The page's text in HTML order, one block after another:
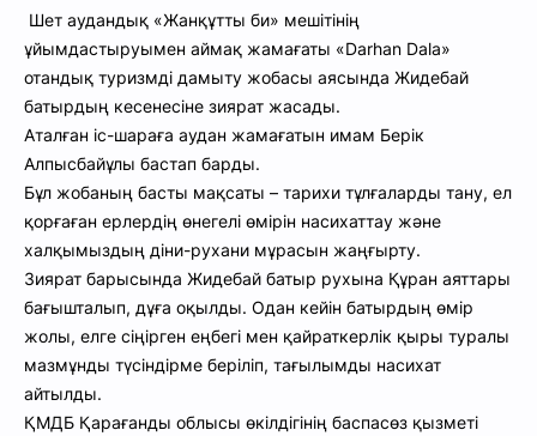
Шет аудандық «Жанқұтты би» мешітінің
ұйымдастыруымен аймақ жамағаты «Darhan Dala»
отандық туризмді дамыту жобасы аясында Жидебай
батырдың кесенесіне зиярат жасады.
Аталған іс-шараға аудан жамағатын имам Берік
Алпысбайұлы бастап барды.
Бұл жобаның басты мақсаты – тарихи тұлғаларды тану, ел
қорғаған ерлердің өнегелі өмірін насихаттау және
халқымыздың діни-рухани мұрасын жаңғырту.
Зиярат барысында Жидебай батыр рухына Құран аяттары
бағышталып, дұға оқылды. Одан кейін батырдың өмір
жолы, елге сіңірген еңбегі мен қайраткерлік қыры туралы
мазмұнды түсіндірме беріліп, тағылымды насихат
айтылды.
ҚМДБ Қарағанды облысы өкілдігінің баспасөз қызметі